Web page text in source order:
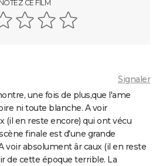
disent les critiques presse
du dernier film de
casting, Oscars, photos,
NOTEZ CE FILM
Signaler
une fois de plus,que l'ame
ni toute blanche. A voir
(il en reste encore) qui ont vécu
finale est d'une grande
voir absolument âr caux (il en reste
de cette époque terrible. La